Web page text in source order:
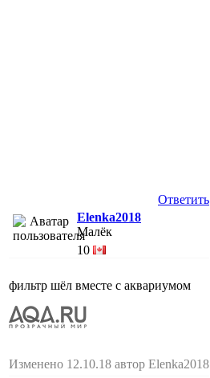
Ответить
Elenka2018
Малёк
10
фильтр шёл вместе с аквариумом
Изменено 12.10.18 автор Elenka2018